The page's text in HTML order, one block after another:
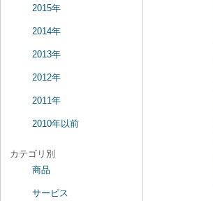
2015年
2014年
2013年
2012年
2011年
2010年以前
カテゴリ別
商品
サービス